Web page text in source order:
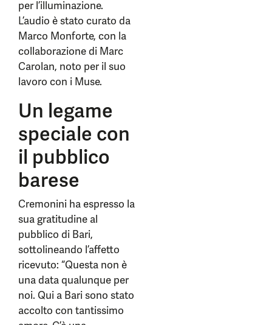
per l’illuminazione.
L’audio è stato curato da
Marco Monforte, con la
collaborazione di Marc
Carolan, noto per il suo
lavoro con i Muse.
Un legame
speciale con
il pubblico
barese
Cremonini ha espresso la
sua gratitudine al
pubblico di Bari,
sottolineando l’affetto
ricevuto: “Questa non è
una data qualunque per
noi. Qui a Bari sono stato
accolto con tantissimo